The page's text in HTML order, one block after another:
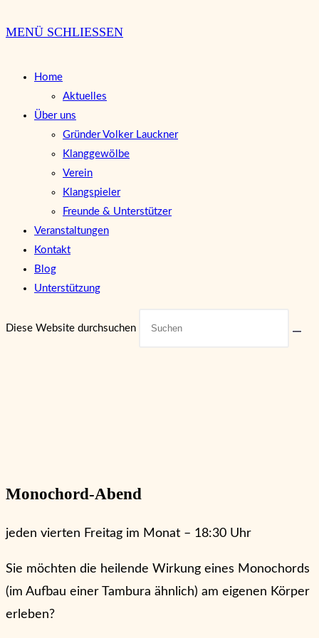
MENÜ SCHLIESSEN
Home
Aktuelles
Über uns
Gründer Volker Lauckner
Klanggewölbe
Verein
Klangspieler
Freunde & Unterstützer
Veranstaltungen
Kontakt
Blog
Unterstützung
Diese Website durchsuchen
Monochord-Abend
jeden vierten Freitag im Monat – 18:30 Uhr
Sie möchten die heilende Wirkung eines Monochords
(im Aufbau einer Tambura ähnlich) am eigenen Körper
erleben?